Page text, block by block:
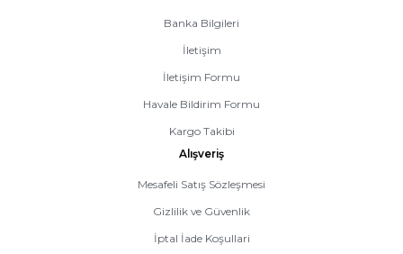
Banka Bilgileri
İletişim
İletişim Formu
Havale Bildirim Formu
Kargo Takibi
Alışveriş
Mesafeli Satış Sözleşmesi
Gizlilik ve Güvenlik
İptal İade Koşullari